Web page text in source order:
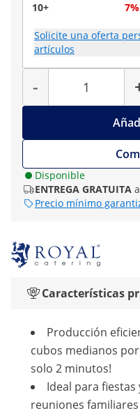
10+
7%
Solicite una oferta
artículos
-
Cantidad
Disponible
ENTREGA GRATUITA
Precio mínimo
Características
Producción
cubos medianos
solo 2 minutos!
Ideal para
reuniones